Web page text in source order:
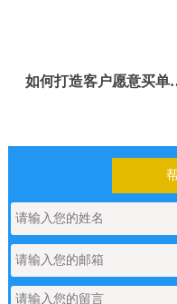
如何打造客户愿意买单